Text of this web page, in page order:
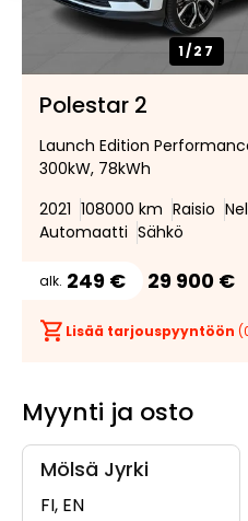
1/27
Polestar 2
Launch Edition
300kW, 78kWh
2021 108000 km Raisio
Automaatti Sähkö
alk. 249 € 29 900 €
Lisää tarjouspyyntöön (
Myynti ja osto
Mölsä Jyrki
FI, EN